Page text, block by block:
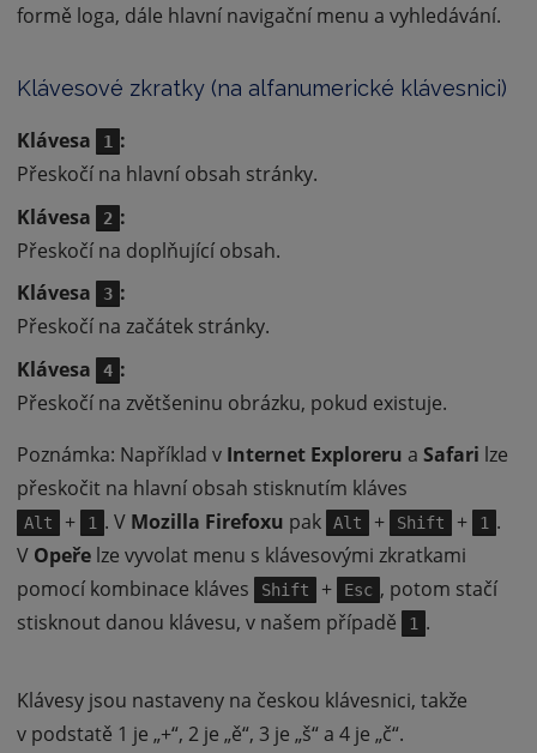
formě loga, dále hlavní navigační menu a vyhledávání.
Klávesové zkratky (na alfanumerické klávesnici)
Klávesa 1 :
Přeskočí na hlavní obsah stránky.
Klávesa
2 :
Přeskočí na doplňující obsah.
Klávesa
3 :
Přeskočí na začátek stránky.
Klávesa
4 :
Přeskočí na zvětšeninu obrázku, pokud existuje.
Poznámka: Například v Internet Exploreru aSafari lze
přeskočit na hlavní obsah stisknutím kláves
Alt + 1 . V Mozilla Firefoxu pak Alt + Shift + 1 .
V Opeře lze vyvolat menu s klávesovými zkratkami
pomocí kombinace kláves
Shift + Esc , potom stačí
stisknout danou klávesu, v našem případě
1 .
Klávesy jsou nastaveny na českou klávesnici, takže
v podstatě 1 je „+“, 2 je „ě“, 3 je „š“ a 4 je „č“.